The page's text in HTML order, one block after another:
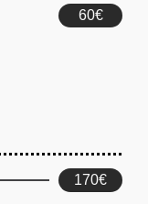
60€
170€